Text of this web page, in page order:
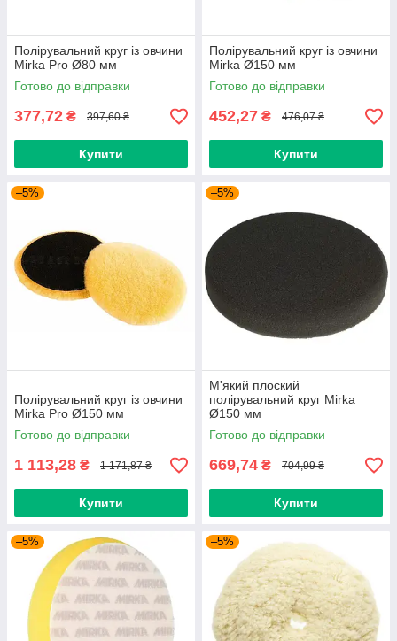
Полірувальний круг із овчини
Mirka Pro Ø80 мм
Готово до відправки
377,72 ₴ 397,60 ₴
Купити
Полірувальний круг із овчини
Mirka Ø150 мм
Готово до відправки
452,27 ₴ 476,07 ₴
Купити
–5%
Полірувальний круг із овчини
Mirka Pro Ø150 мм
Готово до відправки
1 113,28 ₴ 1 171,87 ₴
Купити
–5%
М'який плоский
полірувальний круг Mirka
Ø150 мм
Готово до відправки
669,74 ₴ 704,99 ₴
Купити
–5% –5%